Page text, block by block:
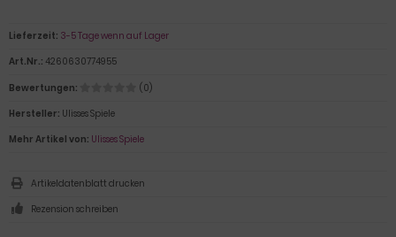
Lieferzeit: 3-5 Tage wenn auf Lager
Art.Nr.: 4260630774955
Bewertungen:
(0)
Hersteller: Ulisses Spiele
Mehr Artikel von: Ulisses Spiele
Artikeldatenblatt drucken
Rezension schreiben